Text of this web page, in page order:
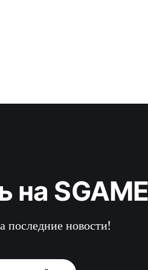
последние новости!